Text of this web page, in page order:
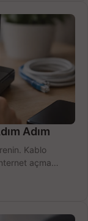
Adım
Kablo
açma